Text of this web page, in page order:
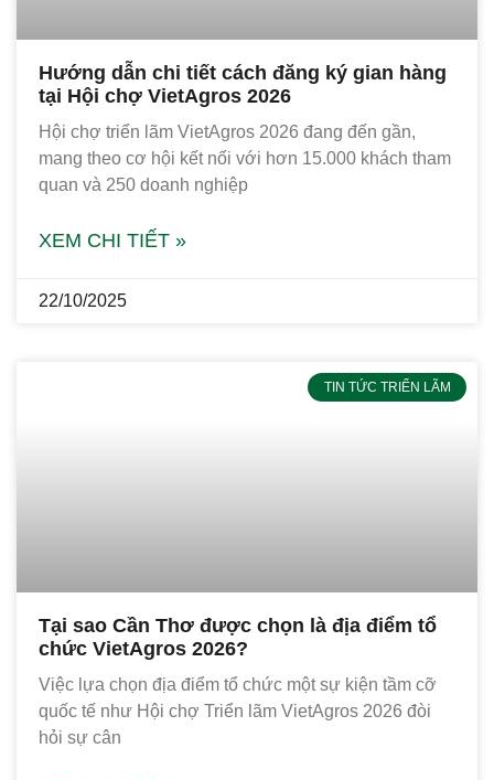
Hướng dẫn chi tiết cách đăng ký gian hàng
tại Hội chợ VietAgros 2026
Hội chợ triển lãm VietAgros 2026 đang đến gần,
mang theo cơ hội kết nối với hơn 15.000 khách tham
quan và 250 doanh nghiệp
XEM CHI TIẾT »
22/10/2025
TIN TỨC TRIỂN LÃM
Tại sao Cần Thơ được chọn là địa điểm tổ
chức VietAgros 2026?
Việc lựa chọn địa điểm tổ chức một sự kiện tầm cỡ
quốc tế như Hội chợ Triển lãm VietAgros 2026 đòi
hỏi sự cân